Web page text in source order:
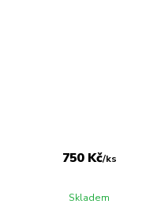
750 Kč/ks
Skladem